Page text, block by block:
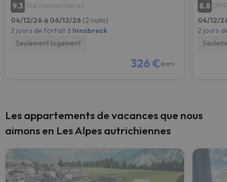
9.3 366 commentaires
04/12/26 à 06/12/26 (2 nuits)
2 jours de forfait à Innsbruck
Seulement logement
326 €/pers.
8.8
04/12/
2 jours
Les appartements de vacances que nous
aimons en Les Alpes autrichiennes